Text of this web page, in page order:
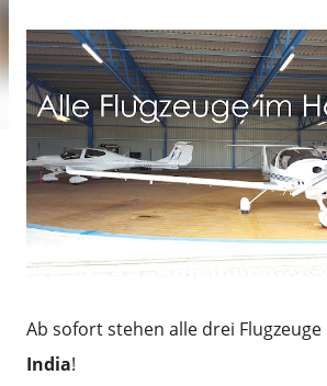
Ab sofort stehen alle drei Flugzeuge
India!